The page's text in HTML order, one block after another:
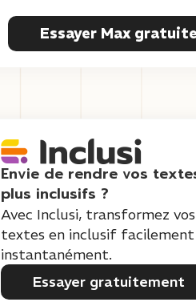
Essayer Max
Envie de rendre vos
plus inclusifs ?
Avec Inclusi, transformez vos
textes en inclusif
instantanément.
Essayer gratuitement